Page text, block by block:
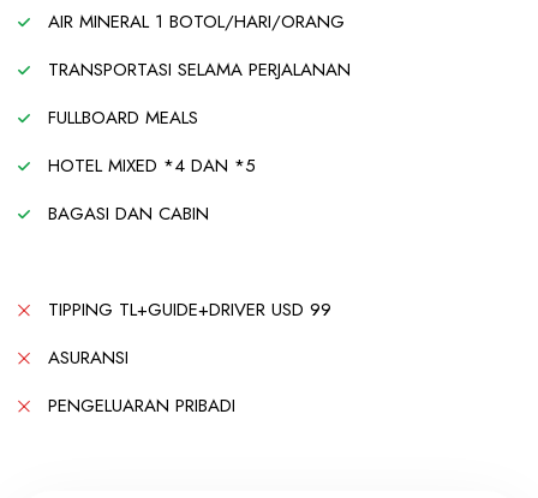
AIR MINERAL 1 BOTOL/HARI/ORANG
TRANSPORTASI SELAMA PERJALANAN
FULLBOARD MEALS
HOTEL MIXED *4 DAN *5
BAGASI DAN CABIN
TIPPING TL+GUIDE+DRIVER USD 99
ASURANSI
PENGELUARAN PRIBADI